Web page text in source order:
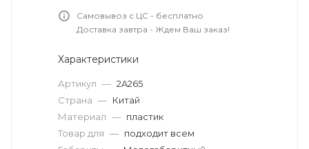
Самовывоз с ЦС - бесплатно
Доставка завтра - Ждем Ваш заказ!
Характеристики
Артикул — 2A265
Страна — Китай
Материал — пластик
Товар для — подходит всем